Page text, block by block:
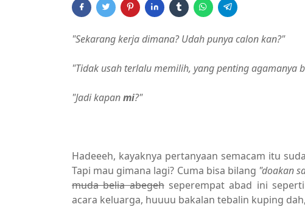
"Sekarang kerja dimana? Udah punya calon kan?"
"Tidak usah terlalu memilih, yang penting agamanya
"Jadi kapanmi?"
Hadeeeh, kayaknya pertanyaan semacam itu
Tapi mau gimana lagi? Cuma bisa bilang "doakan
muda belia abegehseperempat abad ini
acara keluarga, huuuu bakalan tebalin kuping